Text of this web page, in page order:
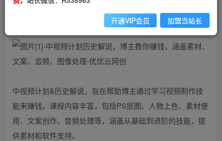
您当前未登录！建议登陆后购买，可保存购买订单
中视频计划&历史解说，旨在帮助博主通过学习视频制作技
能来赚钱。课程内容丰富，包括PS抠图、人物上色、素材使
用、文案创作、音频处理等，涵盖从基础到进阶的技能，提
供素材和软件支持。
开通VIP会员 加盟当站长